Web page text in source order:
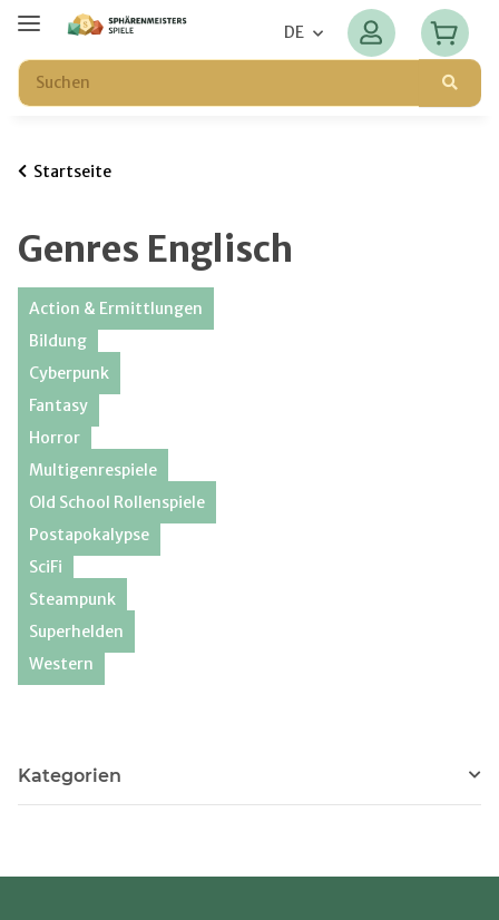
DE
Startseite
Genres Englisch
Action & Ermittlungen
Bildung
Cyberpunk
Fantasy
Horror
Multigenrespiele
Old School Rollenspiele
Postapokalypse
SciFi
Steampunk
Superhelden
Western
Kategorien